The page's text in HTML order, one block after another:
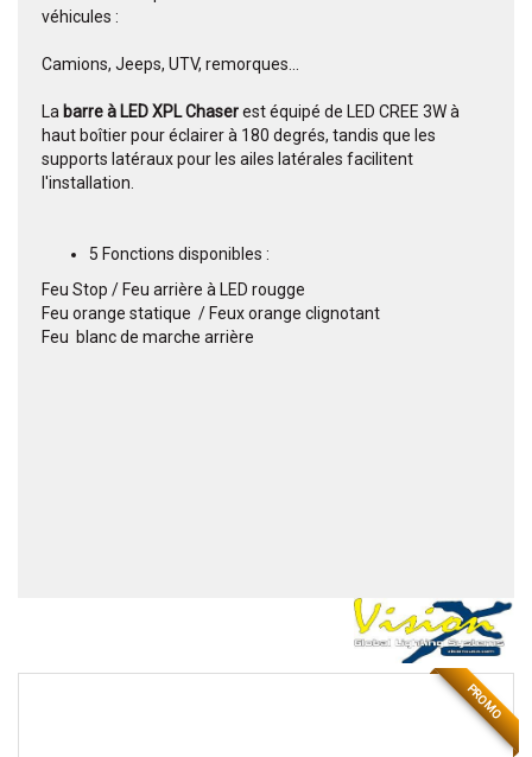
véhicules :
Camions, Jeeps, UTV, remorques...
La barre à LED XPL Chaserest équipé de LED CREE 3W à
haut boîtier pour éclairer à 180 degrés, tandis que les
supports latéraux pour les ailes latérales facilitent
l'installation.
5 Fonctions disponibles :
Feu Stop / Feu arrière à LED rougge
Feu orange statique / Feux orange clignotant
Feu blanc de marche arrière
PROMO